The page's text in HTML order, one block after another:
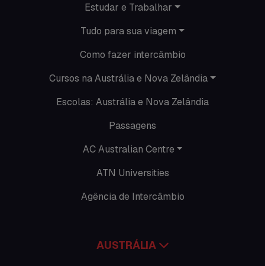
O que acontece na AC
Passeios
Promoções
Time Lapses
Estudar e Trabalhar
Tudo para sua viagem
Como fazer intercâmbio
Cursos na Austrália e Nova Zelândia
Escolas: Austrália e Nova Zelândia
Passagens
AC Australian Centre
ATN Universities
Agência de Intercâmbio
AUSTRÁLIA